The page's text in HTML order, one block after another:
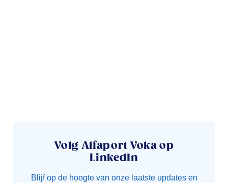
Volg Alfaport Voka op
LinkedIn
Blijf op de hoogte van onze laatste updates en